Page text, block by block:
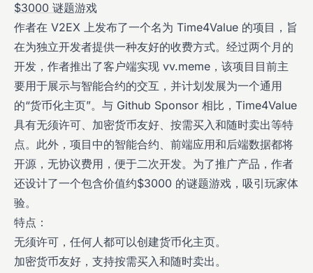
$3000 谜题游戏
作者在 V2EX 上发布了一个名为 Time4Value 的项目，旨
在为独立开发者提供一种友好的收费方式。经过两个月的
开发，作者推出了客户端实现 vv.meme，该项目目前主
要用于展示与智能合约的交互，并计划发展为一个通用
的“货币化主页”。与 Github Sponsor 相比，Time4Value
具有无须许可、加密货币友好、按需买入和随时卖出等特
点。此外，项目中的智能合约、前端应用和后端数据都将
开源，无协议费用，便于二次开发。为了推广产品，作者
还设计了一个包含价值约$3000 的谜题游戏，吸引玩家体
验。
特点：
无须许可，任何人都可以创建货币化主页。
加密货币友好，支持按需买入和随时卖出。